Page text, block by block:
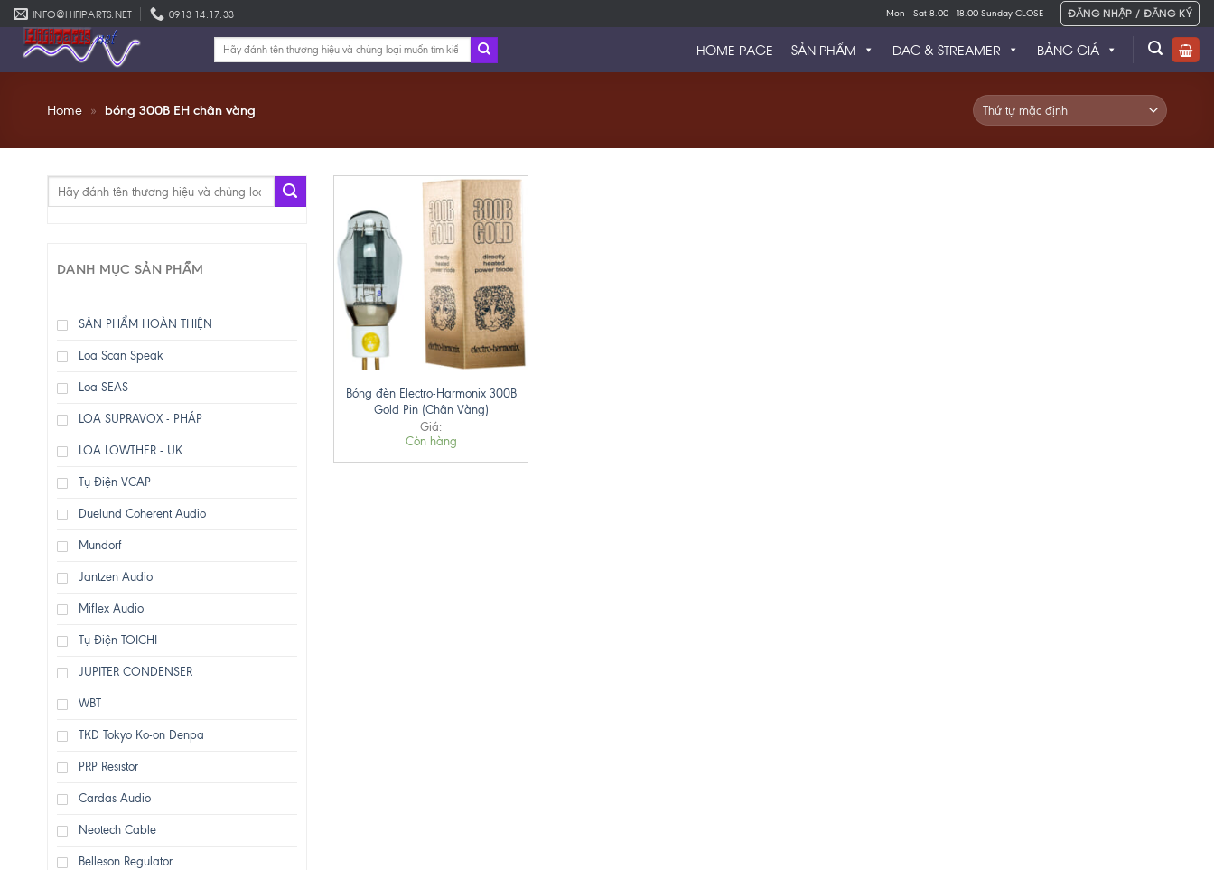
Skip
to
content
INFO@HIFIPARTS.NET 0913 14.17.33 Mon - Sat 8.00 - 18.00 Sunday CLOSE ĐĂNG NHẬP / ĐĂNG KÝ
Tìm
HOME PAGE SẢN PHẨM BẢNG GIÁ
DAC & STREAMER
Home » bóng 300B EH chân vàng
Tìm
DANH MỤC SẢN PHẨM
SẢN PHẨM HOÀN THIỆN
Loa Scan Speak
Loa SEAS
LOA SUPRAVOX - PHÁP
LOA LOWTHER - UK
Tụ Điện VCAP
Duelund Coherent Audio
Mundorf
Jantzen Audio
Miflex Audio
Tụ Điện TOICHI
JUPITER CONDENSER
WBT
TKD Tokyo Ko-on Denpa
PRP Resistor
Cardas Audio
Neotech Cable
Belleson Regulator
Bóng đèn Electro-Harmonix 300B
Gold Pin (Chân Vàng)
Giá:
Còn hàng